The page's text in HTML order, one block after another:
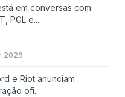
em conversas com
PGL e...
2026
e Riot anunciam
ofi...